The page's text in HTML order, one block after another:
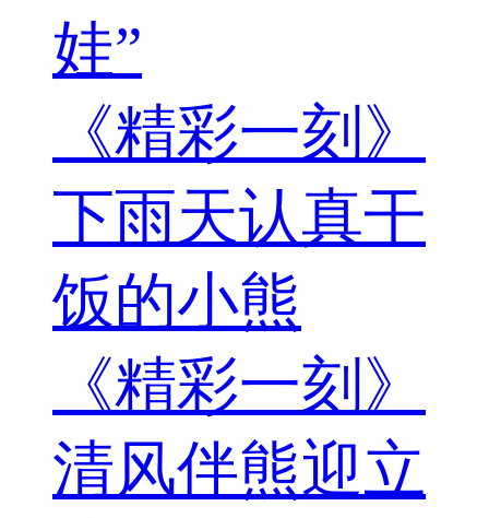
娃”
《精彩一刻》
下雨天认真干
饭的小熊
《精彩一刻》
清风伴熊迎立